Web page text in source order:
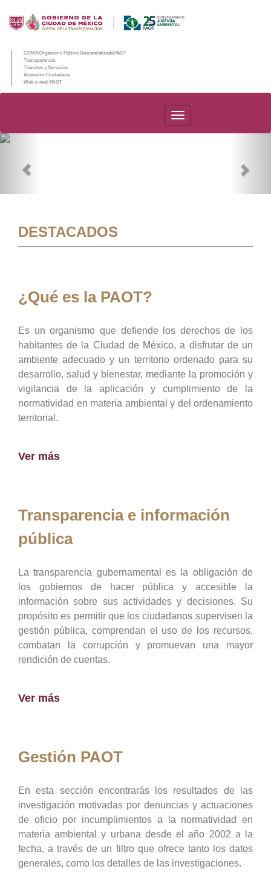
CDMX/Organismo Público Descentralizado/PAOT
Transparencia
Trámites y Servicios
Atención Ciudadana
Web e-mail PAOT
PAOT
DESTACADOS
¿Qué es la PAOT?
Es un organismo que defiende los derechos de los
habitantes de la Ciudad de México, a disfrutar de un
ambiente adecuado y un territorio ordenado para su
desarrollo, salud y bienestar, mediante la promoción y
vigilancia de la aplicación y cumplimiento de la
normatividad en materia ambiental y del ordenamiento
territorial.
Ver más
Transparencia e información
pública
La transparencia gubernamental es la obligación de
los gobiernos de hacer pública y accesible la
información sobre sus actividades y decisiones. Su
propósito es permitir que los ciudadanos supervisen la
gestión pública, comprendan el uso de los recursos,
combatan la corrupción y promuevan una mayor
rendición de cuentas.
Ver más
Gestión PAOT
En esta sección encontrarás los resultados de las
investigación motivadas por denuncias y actuaciones
de oficio por incumplimientos a la normatividad en
materia ambiental y urbana desde el año 2002 a la
fecha, a través de un filtro que ofrece tanto los datos
generales, como los detalles de las investigaciones.